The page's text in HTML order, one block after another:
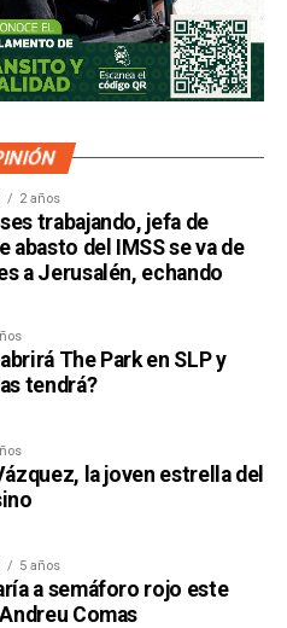
2 años
trabajando, jefa de
abasto del IMSS se va de
a Jerusalén, echando
The Park en SLP y
tendrá?
la joven estrella del
5 años
a semáforo rojo este
Comas